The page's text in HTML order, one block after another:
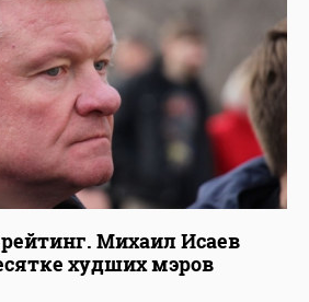
Михаил Исаев
худших мэров